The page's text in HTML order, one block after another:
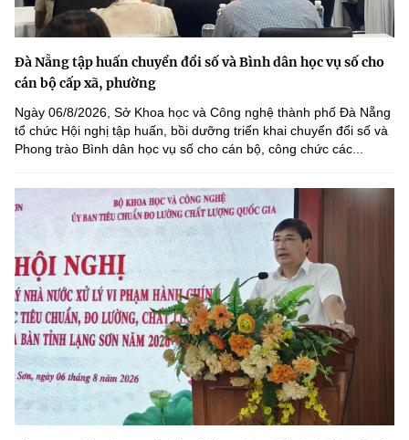
Đà Nẵng tập huấn chuyển đổi số và Bình dân học vụ số cho
cán bộ cấp xã, phường
Ngày 06/8/2026, Sở Khoa học và Công nghệ thành phố Đà Nẵng
tổ chức Hội nghị tập huấn, bồi dưỡng triển khai chuyển đổi số và
Phong trào Bình dân học vụ số cho cán bộ, công chức các...